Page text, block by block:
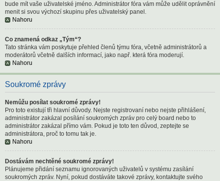
bude mít vaše uživatelské jméno. Administrátor fóra vám může udělit oprávnění
menit si svou výchozí skupinu přes uživatelský panel.
Nahoru
Co znamená odkaz „Tým“?
Tato stránka vám poskytuje přehled členů týmu fóra, včetně administrátorů a
moderátorů včetně dalších informací, jako např. která fóra moderují.
Nahoru
Soukromé zprávy
Nemůžu posílat soukromé zprávy!
Pro toto existují tři hlavní důvody. Nejste registrovaní nebo nejste přihlášení,
administrátor zakázal posílání soukromých zpráv pro celý board nebo to
administrátor zakázal přímo vám. Pokud je toto ten důvod, zeptejte se
administrátora, proč to tomu tak je.
Nahoru
Dostávám nechtěné soukromé zprávy!
Plánujeme přidání seznamu ignorovaných uživatelů v systému zasílání
soukromých zpráv. Nyní, pokud dostáváte takové zprávy, kontaktujte svého